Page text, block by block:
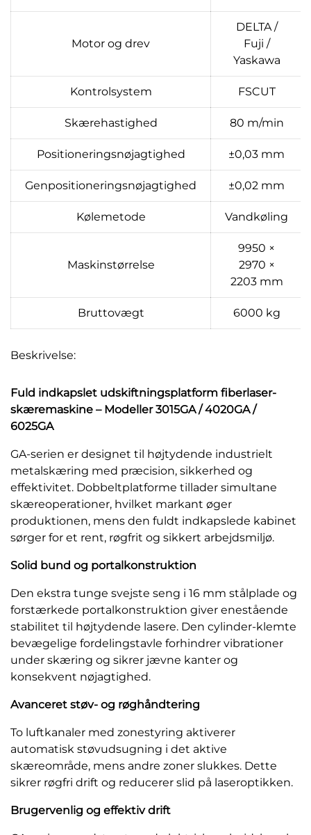
Motor og drev
DELTA /
Fuji /
Yaskawa
Kontrolsystem FSCUT
Skærehastighed 80 m/min
Positioneringsnøjagtighed ±0,03 mm
Genpositioneringsnøjagtighed ±0,02 mm
Kølemetode Vandkøling
Maskinstørrelse
9950 ×
2970 ×
2203 mm
Bruttovægt 6000 kg
Beskrivelse:
Fuld indkapslet udskiftningsplatform fiberlaser-
skæremaskine – Modeller 3015GA / 4020GA /
6025GA
GA-serien er designet til højtydende industrielt
metalskæring med præcision, sikkerhed og
effektivitet. Dobbeltplatforme tillader simultane
skæreoperationer, hvilket markant øger
produktionen, mens den fuldt indkapslede kabinet
sørger for et rent, røgfrit og sikkert arbejdsmiljø.
Solid bund og portalkonstruktion
Den ekstra tunge svejste seng i 16 mm stålplade og
forstærkede portalkonstruktion giver enestående
stabilitet til højtydende lasere. Den cylinder-klemte
bevægelige fordelingstavle forhindrer vibrationer
under skæring og sikrer jævne kanter og
konsekvent nøjagtighed.
Avanceret støv- og røghåndtering
To luftkanaler med zonestyring aktiverer
automatisk støvudsugning i det aktive
skæreområde, mens andre zoner slukkes. Dette
sikrer røgfri drift og reducerer slid på laseroptikken.
Brugervenlig og effektiv drift